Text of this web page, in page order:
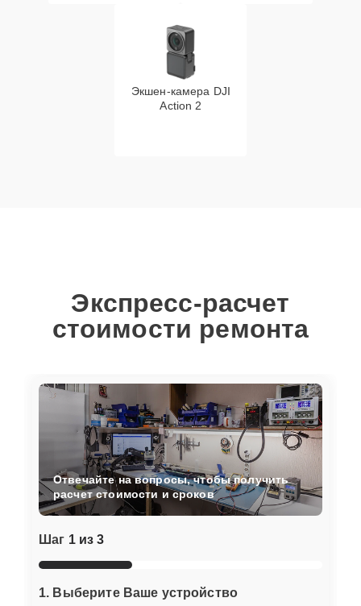
Экшен-камера DJI
Action 2
Экспресс-расчет
стоимости ремонта
Шаг 1 из 3
1. Выберите Ваше устройство
Отвечайте на вопросы, чтобы получить
расчет стоимости и сроков